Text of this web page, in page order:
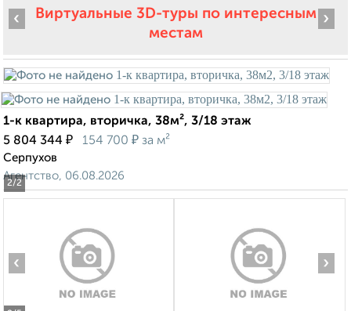
Виртуальные 3D-туры по интересным
местам
2/2
‹ ›
1-к квартира, вторичка, 38м², 3/18 этаж
5 804 344 ₽ 154 700 ₽ за м²
Серпухов
Агентство, 06.08.2026
‹ ›